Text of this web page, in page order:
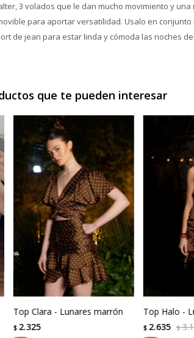
3 volados que le dan mucho movimiento y
para aportar versatilidad. Usalo en conjunto
de jean para estar linda y cómoda las noches
que te pueden interesar
Top Clara - Lunares marrón
$ 2.325
Top Halo -
$ 2.635 $